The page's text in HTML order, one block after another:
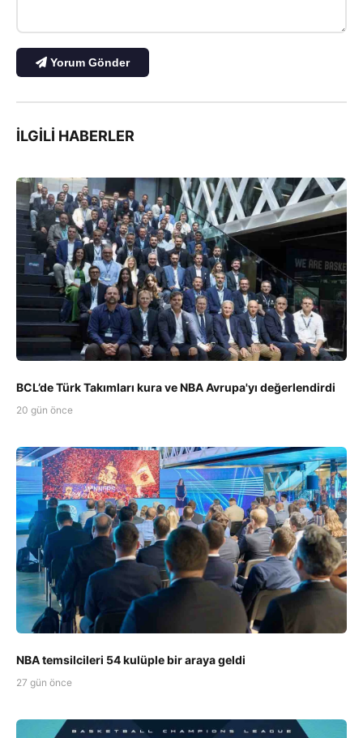
Yorum Gönder
İLGILI HABERLER
BCL’de Türk Takımları kura ve NBA Avrupa'yı değerlendirdi
20 gün önce
NBA temsilcileri 54 kulüple bir araya geldi
27 gün önce